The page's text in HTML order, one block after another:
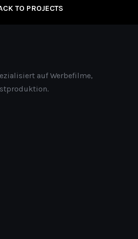
TO PROJECTS
auf Werbefilme,